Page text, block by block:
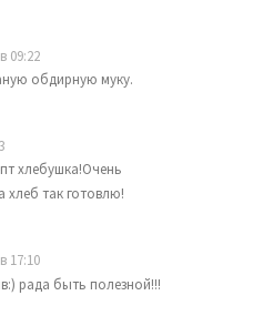
09:22
обдирную муку.
хлебушка!Очень
хлеб так готовлю!
17:10
рада быть полезной!!!